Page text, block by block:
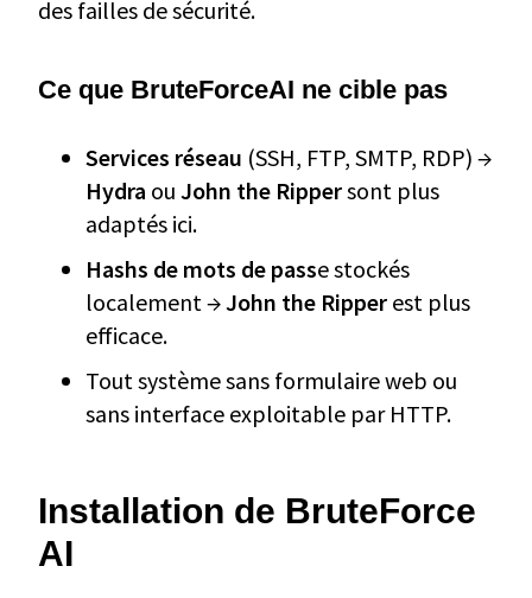
des failles de sécurité.
Ce que BruteForceAI ne cible pas
Services réseau (SSH, FTP, SMTP, RDP) →
Hydra ou John the Rippersont plus
adaptés ici.
Hashs de mots de passe stockés
localement →John the Ripper est plus
efficace.
Tout système sans formulaire web ou
sans interface exploitable par HTTP.
Installation de BruteForce
AI